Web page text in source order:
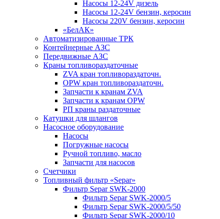
Насосы 12-24V дизель
Насосы 12-24V бензин, керосин
Насосы 220V бензин, керосин
«БелАК»
Автоматизированные ТРК
Контейнерные АЗС
Передвижные АЗС
Краны топливораздаточные
ZVA кран топливораздаточн.
OPW кран топливораздаточн.
Запчасти к кранам ZVA
Запчасти к кранам OPW
РП краны раздаточные
Катушки для шлангов
Насосное оборудование
Насосы
Погружные насосы
Ручной топливо, масло
Запчасти для насосов
Счетчики
Топливный фильтр «Separ»
Фильтр Separ SWK-2000
Фильтр Separ SWK-2000/5
Фильтр Separ SWK-2000/5/50
Фильтр Separ SWK-2000/10